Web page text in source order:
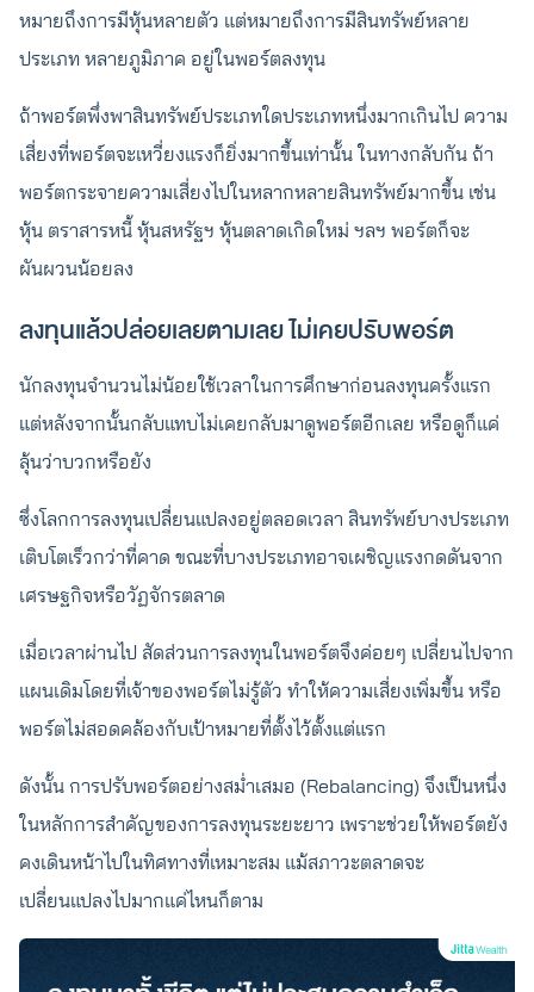
หมายถึงการมีหุ้นหลายตัว แต่หมายถึงการมีสินทรัพย์หลาย
ประเภท หลายภูมิภาค อยู่ในพอร์ตลงทุน
ถ้าพอร์ตพึ่งพาสินทรัพย์ประเภทใดประเภทหนึ่งมากเกินไป ความ
เสี่ยงที่พอร์ตจะเหวี่ยงแรงก็ยิ่งมากขึ้นเท่านั้น ในทางกลับกัน ถ้า
พอร์ตกระจายความเสี่ยงไปในหลากหลายสินทรัพย์มากขึ้น เช่น
หุ้น ตราสารหนี้ หุ้นสหรัฐฯ หุ้นตลาดเกิดใหม่ ฯลฯ พอร์ตก็จะ
ผันผวนน้อยลง
ลงทุนแล้วปล่อยเลยตามเลย ไม่เคยปรับพอร์ต
นักลงทุนจำนวนไม่น้อยใช้เวลาในการศึกษาก่อนลงทุนครั้งแรก
แต่หลังจากนั้นกลับแทบไม่เคยกลับมาดูพอร์ตอีกเลย หรือดูก็แค่
ลุ้นว่าบวกหรือยัง
ซึ่งโลกการลงทุนเปลี่ยนแปลงอยู่ตลอดเวลา สินทรัพย์บางประเภท
เติบโตเร็วกว่าที่คาด ขณะที่บางประเภทอาจเผชิญแรงกดดันจาก
เศรษฐกิจหรือวัฏจักรตลาด
เมื่อเวลาผ่านไป สัดส่วนการลงทุนในพอร์ตจึงค่อยๆ เปลี่ยนไปจาก
แผนเดิมโดยที่เจ้าของพอร์ตไม่รู้ตัว ทำให้ความเสี่ยงเพิ่มขึ้น หรือ
พอร์ตไม่สอดคล้องกับเป้าหมายที่ตั้งไว้ตั้งแต่แรก
ดังนั้น การปรับพอร์ตอย่างสม่ำเสมอ (Rebalancing) จึงเป็นหนึ่ง
ในหลักการสำคัญของการลงทุนระยะยาว เพราะช่วยให้พอร์ตยัง
คงเดินหน้าไปในทิศทางที่เหมาะสม แม้สภาวะตลาดจะ
เปลี่ยนแปลงไปมากแค่ไหนก็ตาม